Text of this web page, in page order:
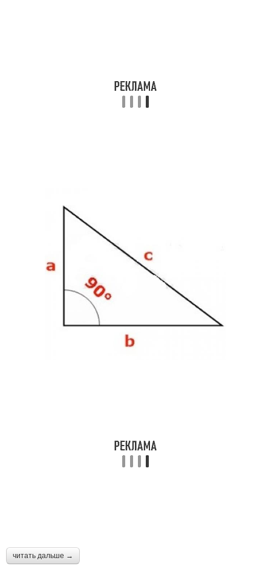
читать дальше →